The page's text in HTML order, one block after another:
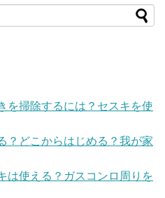
を掃除するには？セスキを使
？どこからはじめる？我が家
は使える？ガスコンロ周りを